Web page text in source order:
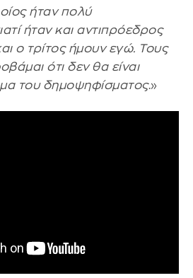
ήταν πολύ
ήταν και αντιπρόεδρος
ο τρίτος ήμουν εγώ. Τους
ότι δεν θα είναι
του δημοψηφίσματος.»